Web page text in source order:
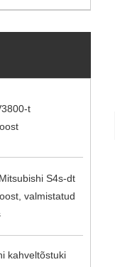
t
S4s-dt
valmistatud
kahveltõstuki